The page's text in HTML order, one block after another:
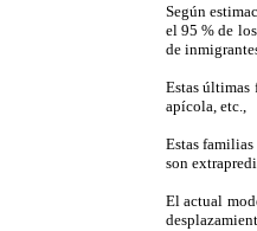
Según
el 95 % de
de
Estas últimas
apícola, etc.,
Estas
son
El actual